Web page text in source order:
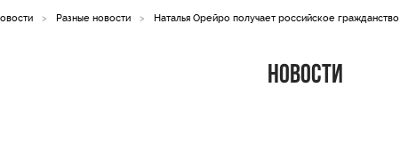
> Разные новости > Наталья Орейро получает российское гражданство
Новости